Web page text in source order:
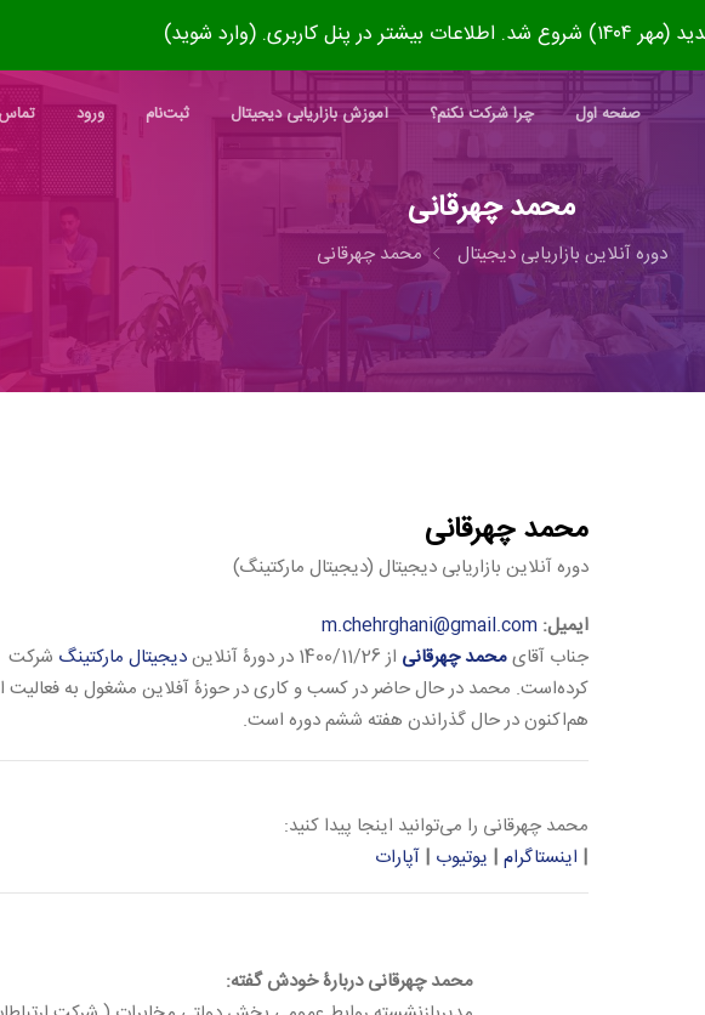
در پنل کاربری. (وارد شوید)
صفحه اول چرا شرکت نکنم؟ آموزش بازاریابی دیجیتال ثبت‌نام ورود
محمد چهرقانی
دوره آنلاین بازاریابی دیجیتال محمد چهرقانی
محمد چهرقانی
دوره آنلاین بازاریابی دیجیتال (دیجیتال مارکتینگ)
ایمیل: m.chehrghani@gmail.com
جناب آقایمحمد چهرقانی از 1400/11/26 در دورۀ آنلاین دیجیتال مارکتینگ شرکت
کرده‌است. محمد در حال حاضر در کسب و کاری در حوزۀ آفلاین مشغول به
هم‌اکنون در حال گذراندن هفته ششم دوره است.
محمد چهرقانی را می‌توانید اینجا پیدا کنید:
| اینستاگرام | یوتیوب | آپارات
محمد چهرقانی دربارۀ خودش گفته: